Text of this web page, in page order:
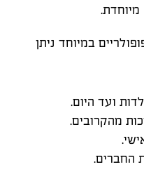
מיוחדת.
במיוחד ניתן
ועד היום.
מהקרובים.
.
החברים.